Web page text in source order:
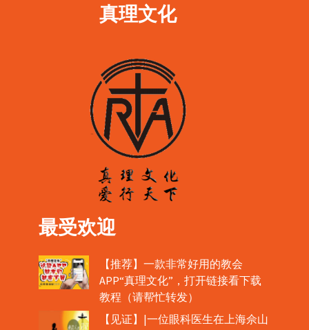
真理文化
最受欢迎
【推荐】一款非常好用的教会
APP“真理文化”，打开链接看下载
教程（请帮忙转发）
【见证】|一位眼科医生在上海佘山